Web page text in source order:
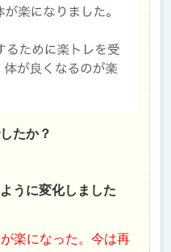
たか？
うに変化しました
楽になった。今は再